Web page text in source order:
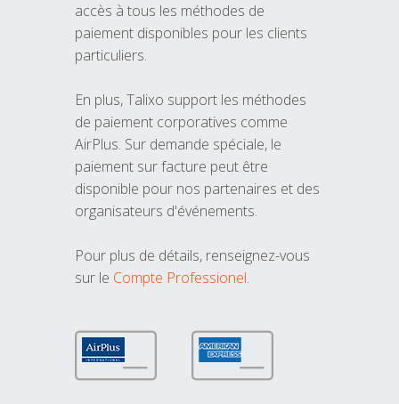
accès à tous les méthodes de
paiement disponibles pour les clients
particuliers.
En plus, Talixo support les méthodes
de paiement corporatives comme
AirPlus. Sur demande spéciale, le
paiement sur facture peut être
disponible pour nos partenaires et des
organisateurs d'événements.
Pour plus de détails, renseignez-vous
sur le Compte Professionel.